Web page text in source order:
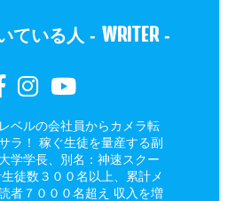
ている人 - WRITER-
ベルの会社員からカメラ転
ラ！ 稼ぐ生徒を量産する副
学学長、別名：神速スクー
徒数３００名以上、累計メ
者７０００名超え 収入を増